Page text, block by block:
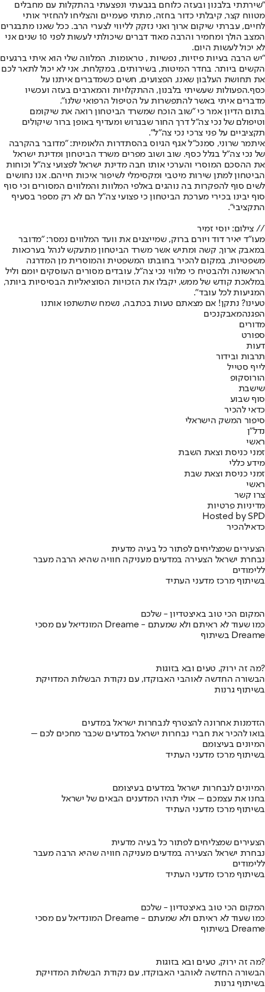
"שירתתי בלבנון ובעזה כלוחם בגבעתי ונפצעתי בהתקלות עם מחבלים
מטווח קצר, קיבלתי כדור בחזה, מתתי פעמיים והצליחו להחזיר אותי
לחיים, עברתי שיקום ארוך ואני נזקק לליווי לצערי הרב. ככל שאנו מתבגרים
המצב הולך ומחמיר והרבה מאוד דברים שיכולתי לעשות לפני 10 שנים אני
לא יכול לעשות היום.
"יש הרבה בעיות פיזיות, נפשיות , טראומות. המלווה שלי הוא איתי ברגעים
הקשים ביותר. בחדר המיטות, בשירותים, במקלחת. אני לא יכול לתאר לכם
את תחושת העלבון שאנו, הפצועים, חשים כשמדברים איתנו על
כסף.הפעולות שעשיתי בלבנון, ההתקלויות והמארבים בעזה ועכשיו
מדברים איתי באשר להתפשרות על הטיפול הרפואי שלנו".
בתום הדיון אמר כי "שוב הוכח שמשרד הביטחון רואה את שיקומם
וטיפולם של נכי צה״ל דרך החור שבגרוש ומעדיף באופן ברור שיקולים
תקציביים על פני צרכי נכי צה״ל".
איתמר שרוני, סמנכ"ל אגף הגיוס בהסתדרות הלאומית: "מדובר בהקרבה
של נכי צה"ל בגלל כסף. שוב ושוב מפרים משרד הביטחון ומדינת ישראל
את ההסכם המוסרי והערכי אותו חבה מדינת ישראל לפצועי צה"ל וכוחות
הביטחון למתן שירות מיטבי ומקסימלי לשיפור איכות חייהם. אנו נחושים
לשים סוף להפקרות בה נוהגים באלפי המלוות והמלווים המסורים וכי סוף
סוף יבינו בכירי מערכת הביטחון כי פצועי צה"ל הם לא רק מספר בסעיף
התקציבי".
// צילום: יוסי זמיר
מעו"ד יאיר דוד ויורם ברוק, שמייצגים את וועד המלווים נמסר: "מדובר
במאבק ארוך, קשה ומתיש אשר משרד הביטחון מתעקש לנהל בערכאות
משפטיות, במקום להכיר בחובתו המשפטית והמוסרית מן המדרגה
הראשונה ולהבטיח כי מלווי נכי צה"ל, עובדים מסורים העוסקים יומם וליל
במלאכת קודש של ממש, יקבלו את הזכויות הסוציאליות הבסיסיות ביותר,
המגיעות לכל עובד".
טעינו? נתקן! אם מצאתם טעות בכתבה, נשמח שתשתפו אותנו
הפגנהמאבקנכים
מדורים
ספורט
דעות
תרבות ובידור
לייף סטייל
הורוסקופ
שישבת
סוף שבוע
כדאי להכיר
סיפור המשק הישראלי
נדל"ן
ראשי
זמני כניסת וצאת השבת
מידע כללי
זמני כניסת וצאת שבת
ראשי
צרו קשר
מדיניות פרטיות
Hosted by SPD
כדאילהכיר
הצעירים שמצליחים לפתור כל בעיה מדעית
נבחרת ישראל הצעירה במדעים מעניקה חוויה שהיא הרבה מעבר
ללימודים
בשיתוף מרכז מדעני העתיד
המקום הכי טוב באיצטדיון - שלכם
המונדיאל עם מסכי Dreame - כמו שעוד לא ראיתם ולא שמעתם
בשיתוף Dreame
מה זה ירוק, טעים ובא בזוגות?
הבשורה החדשה לאוהבי האבוקדו, עם נקודת הבשלות המדויקת
בשיתוף גרנות
הזדמנות אחרונה להצטרף לנבחרות ישראל במדעים
בואו להכיר את חברי נבחרות ישראל במדעים שכבר מחכים לכם –
המיונים בעיצומם
בשיתוף מרכז מדעני העתיד
המיונים לנבחרות ישראל במדעים בעיצומם
בחנו את עצמכם – אולי תהיו המדענים הבאים של ישראל
בשיתוף מרכז מדעני העתיד
הצעירים שמצליחים לפתור כל בעיה מדעית
נבחרת ישראל הצעירה במדעים מעניקה חוויה שהיא הרבה מעבר
ללימודים
בשיתוף מרכז מדעני העתיד
המקום הכי טוב באיצטדיון - שלכם
המונדיאל עם מסכי Dreame - כמו שעוד לא ראיתם ולא שמעתם
בשיתוף Dreame
מה זה ירוק, טעים ובא בזוגות?
הבשורה החדשה לאוהבי האבוקדו, עם נקודת הבשלות המדויקת
בשיתוף גרנות